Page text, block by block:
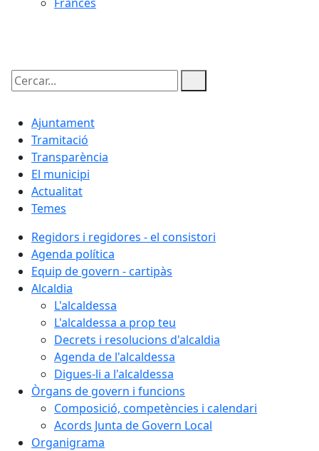
Cercar:
Ajuntament
Tramitació
Transparència
El municipi
Actualitat
Temes
Regidors i regidores - el consistori
Agenda política
Equip de govern - cartipàs
Alcaldia
L'alcaldessa
L'alcaldessa a prop teu
Decrets i resolucions d'alcaldia
Agenda de l'alcaldessa
Digues-li a l'alcaldessa
Òrgans de govern i funcions
Composició, competències i calendari
Acords Junta de Govern Local
Organigrama